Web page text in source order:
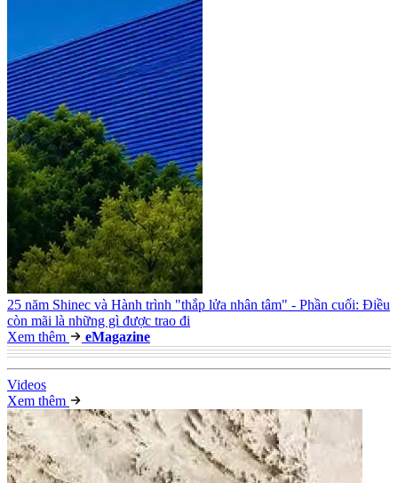
25 năm Shinec và Hành trình "thắp lửa nhân tâm" - Phần cuối: Điều
còn mãi là những gì được trao đi
Xem thêm
eMagazine
Videos
Xem thêm